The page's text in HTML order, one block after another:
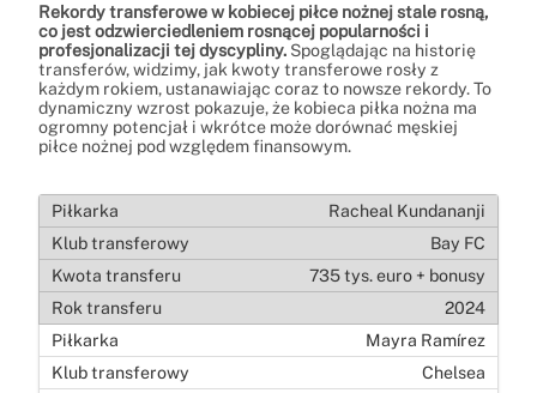
Rekordy transferowe w kobiecej piłce nożnej stale rosną,
co jest odzwierciedleniem rosnącej popularności i
profesjonalizacji tej dyscypliny. Spoglądając na historię
transferów, widzimy, jak kwoty transferowe rosły z
każdym rokiem, ustanawiając coraz to nowsze rekordy. To
dynamiczny wzrost pokazuje, że kobieca piłka nożna ma
ogromny potencjał i wkrótce może dorównać męskiej
piłce nożnej pod względem finansowym.
Racheal Kundananji
Bay FC
735 tys. euro + bonusy
2024
Mayra Ramírez
Chelsea